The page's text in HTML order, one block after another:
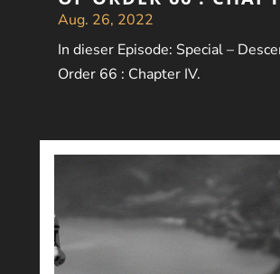
Aug. 26, 2022
In dieser Episode: Special –
Order 66 : Chapter IV.